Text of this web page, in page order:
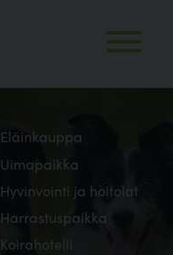
Eläinkauppa
Uimapaikka
Hyvinvointi ja hoitolat
Harrastuspaikka
Koirahotelli